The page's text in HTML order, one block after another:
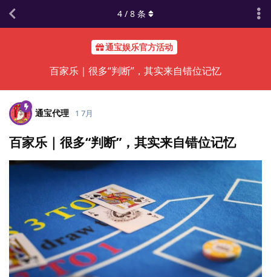
通宝娱乐官方活动
百家乐｜很多“判断”，其实来自错位记忆
4 / 8 条
通宝代理 1 7月
百家乐｜很多“判断”，其实来自错位记忆